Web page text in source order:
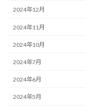
2024年12月
2024年11月
2024年10月
2024年7月
2024年6月
2024年5月